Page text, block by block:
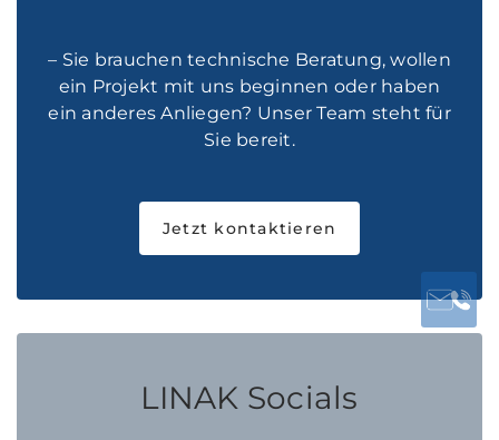
– Sie brauchen technische Beratung, wollen
ein Projekt mit uns beginnen oder haben
ein anderes Anliegen? Unser Team steht für
Sie bereit.
Jetzt kontaktieren
LINAK Socials